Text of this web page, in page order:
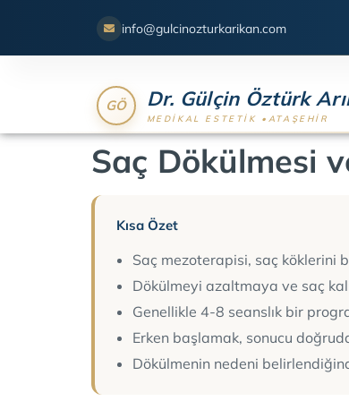
info@gulcinozturkarikan.com
Dr. Gülçin Öztürk
Saç Dökülmesi
Kısa Özet
Saç mezoterapisi, saç köklerini
Dökülmeyi azaltmaya ve saç
Genellikle 4-8 seanslık bir
Erken başlamak, sonucu
Dökülmenin nedeni